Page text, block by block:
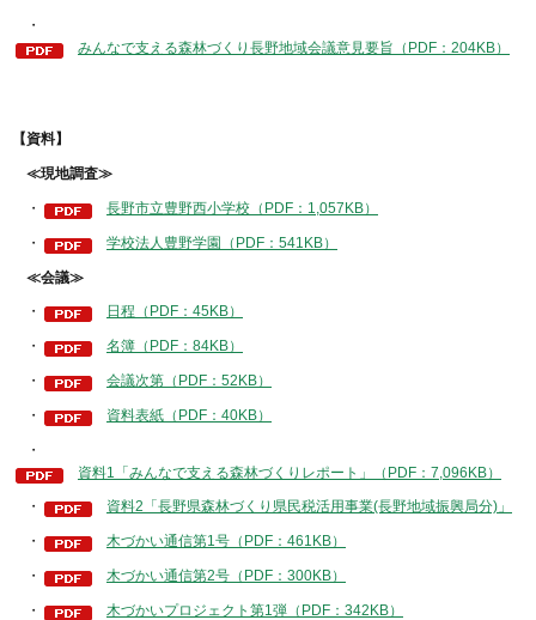
・
みんなで支える森林づくり長野地域会議意見要旨（PDF：204KB）
【資料】
≪現地調査≫
・ 長野市立豊野西小学校（PDF：1,057KB）
・ 学校法人豊野学園（PDF：541KB）
≪会議≫
・ 日程（PDF：45KB）
・ 名簿（PDF：84KB）
・ 会議次第（PDF：52KB）
・ 資料表紙（PDF：40KB）
・
資料1「みんなで支える森林づくりレポート」（PDF：7,096KB）
・ 資料2「長野県森林づくり県民税活用事業(長野地域振興局分)」
・ 木づかい通信第1号（PDF：461KB）
・ 木づかい通信第2号（PDF：300KB）
・ 木づかいプロジェクト第1弾（PDF：342KB）